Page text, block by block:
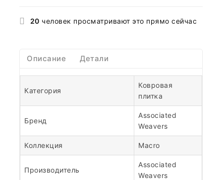
20 человек просматривают это прямо сейчас
Описание Детали
Категория
Ковровая
плитка
Бренд
Associated
Weavers
Коллекция Macro
Производитель
Associated
Weavers